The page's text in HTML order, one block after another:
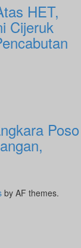
HET,
Cijeruk
Poso
by AF themes.